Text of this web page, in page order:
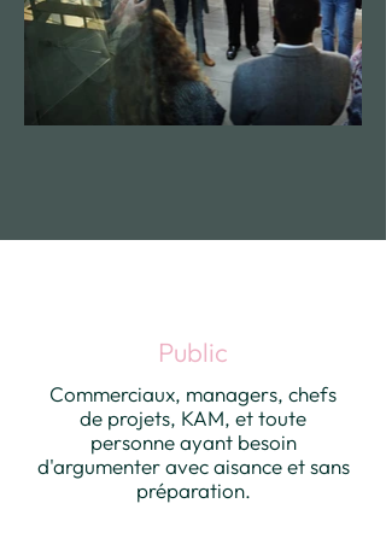
Public
Commerciaux, managers, chefs
de projets, KAM, et toute
personne ayant besoin
d'argumenter avec aisance et sans
préparation.